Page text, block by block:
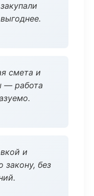
смета и
— работа
и
закону, без